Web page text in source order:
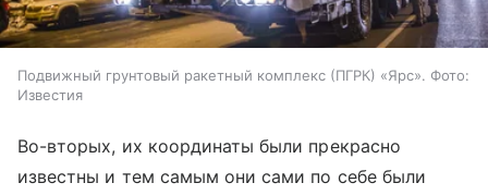
Подвижный грунтовый ракетный комплекс (ПГРК) «Ярс». Фото:
Известия
Во-вторых, их координаты были прекрасно
известны и тем самым они сами по себе были